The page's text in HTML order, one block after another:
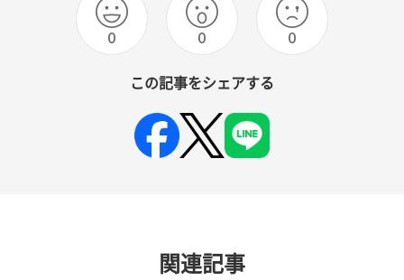
0 0 0
この記事をシェアする
関連記事